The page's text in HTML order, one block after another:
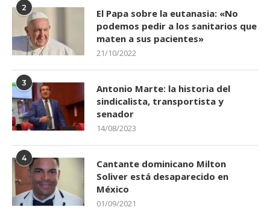
2
El Papa sobre la eutanasia: «No
podemos pedir a los sanitarios que
maten a sus pacientes»
21/10/2022
3
Antonio Marte: la historia del
sindicalista, transportista y
senador
14/08/2023
4
Cantante dominicano Milton
Soliver está desaparecido en
México
01/09/2021